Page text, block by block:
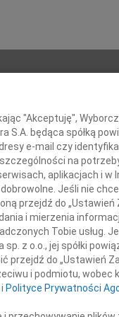
Imię i
INNE
Z
Z
"Akceptuję",
S.A. będąca spółką
e-mail czy
na
aplikacjach i w
Jeśli nie
przejdź do „Ustawień
i mierzenia
Tobie usług.
z o.o., jej spółki
przejdź do „Ustawień
i podmiotu, wobec
i Polityce Prywatności